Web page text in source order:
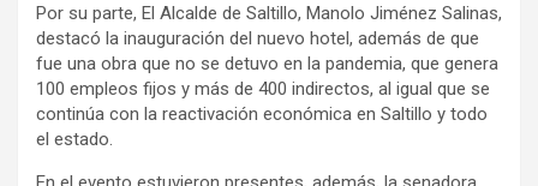
Por su parte, El Alcalde de Saltillo, Manolo Jiménez Salinas,
destacó la inauguración del nuevo hotel, además de que
fue una obra que no se detuvo en la pandemia, que genera
100 empleos fijos y más de 400 indirectos, al igual que se
continúa con la reactivación económica en Saltillo y todo
el estado.